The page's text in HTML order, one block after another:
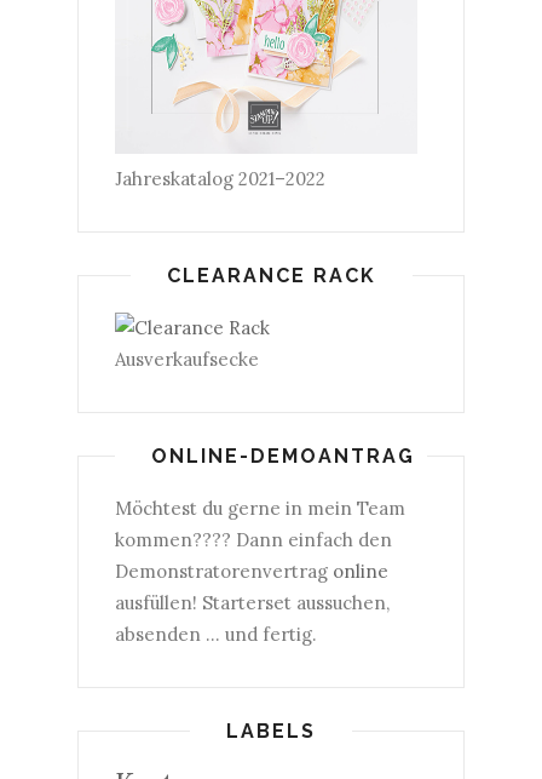
Jahreskatalog 2021–2022
CLEARANCE RACK
Ausverkaufsecke
ONLINE-DEMOANTRAG
Möchtest du gerne in mein Team
kommen???? Dann einfach den
Demonstratorenvertrag online
ausfüllen! Starterset aussuchen,
absenden ... und fertig.
LABELS